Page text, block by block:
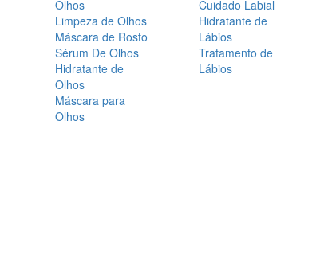
Olhos
Limpeza de Olhos
Máscara de Rosto
Sérum De Olhos
Hidratante de
Olhos
Máscara para
Olhos
Cuidado Labial
Hidratante de
Lábios
Tratamento de
Lábios